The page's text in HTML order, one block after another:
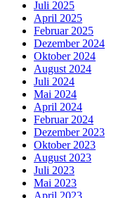
Juli 2025
April 2025
Februar 2025
Dezember 2024
Oktober 2024
August 2024
Juli 2024
Mai 2024
April 2024
Februar 2024
Dezember 2023
Oktober 2023
August 2023
Juli 2023
Mai 2023